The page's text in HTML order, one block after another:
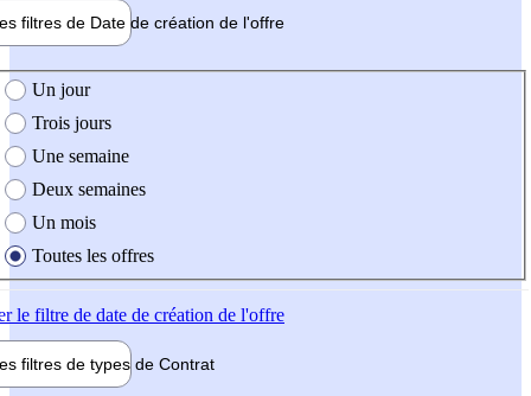
filtres de Date de création de l'offre
création de l'offre
Un jour
Trois jours
Une semaine
Deux semaines
Un mois
Toutes les offres
le filtre de date de création de l'offre
filtres de types de Contrat